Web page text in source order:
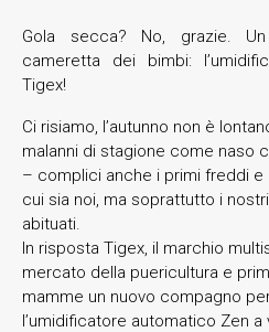
Gola secca? No, grazie.
cameretta dei bimbi:
Tigex!
Ci risiamo, l’autunno non è
malanni di stagione come naso
– complici anche i primi freddi
cui sia noi, ma soprattutto i
abituati.
In risposta Tigex, il marchio
mercato della puericultura e
mamme un nuovo compagno
l’umidificatore automatico Zen